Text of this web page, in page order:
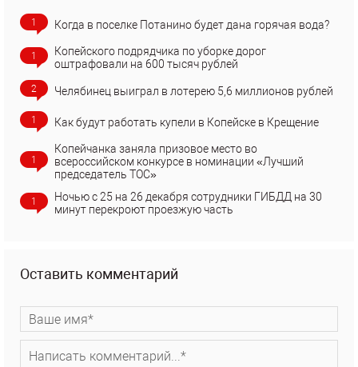
1 Когда в поселке Потанино будет дана горячая вода?
1
Копейского подрядчика по уборке дорог
оштрафовали на 600 тысяч рублей
2 Челябинец выиграл в лотерею 5,6 миллионов рублей
1 Как будут работать купели в Копейске в Крещение
1
Копейчанка заняла призовое место во
всероссийском конкурсе в номинации «Лучший
председатель ТОС»
1
Ночью с 25 на 26 декабря сотрудники ГИБДД на 30
минут перекроют проезжую часть
Оставить комментарий